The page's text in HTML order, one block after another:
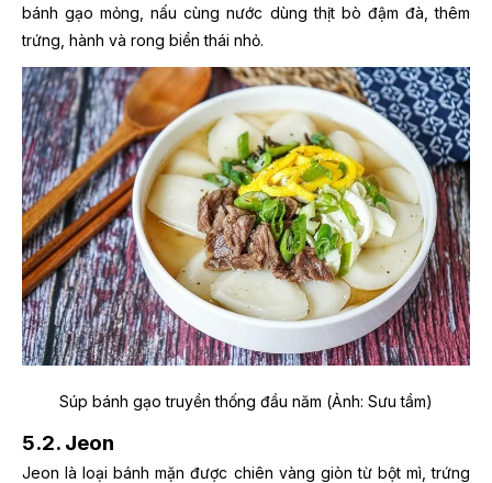
bánh gạo mỏng, nấu cùng nước dùng thịt bò đậm đà, thêm
trứng, hành và rong biển thái nhỏ.
Súp bánh gạo truyền thống đầu năm (Ảnh: Sưu tầm)
5.2. Jeon
Jeon là loại bánh mặn được chiên vàng giòn từ bột mì, trứng